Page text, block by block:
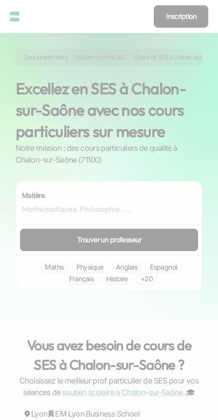
Inscription
Cours particuliers Soutien scolaire SES Cours de SES à Chalon-sur-
Excellez en SES à Chalon-
sur-Saône avec nos cours
particuliers sur mesure
Notre mission : des cours particuliers de qualité à
Chalon-sur-Saône (71100)
Matière
Trouver un professeur
Maths Physique Anglais
Espagnol
Français
Histoire +20
Vous avez besoin de cours de
SES à Chalon-sur-Saône ?
Choisissez le meilleur prof particulier de SES pour vos
séances de soutien scolaire à Chalon-sur-Saône. ‍🎓
Répond rapidement
Sacha
Lyon
EM Lyon Business School